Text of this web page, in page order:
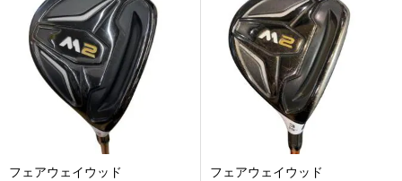
フェアウェイウッド
フェアウェイウッド